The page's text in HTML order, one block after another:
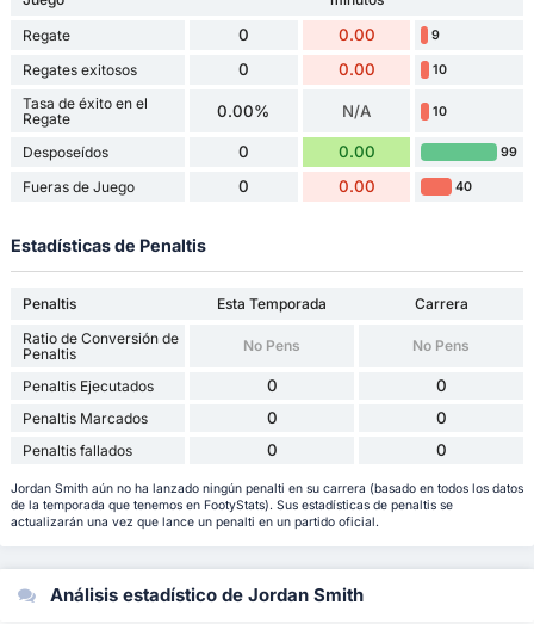
Regate 0 0.00 9
Regates exitosos 0 0.00 10
Tasa de éxito en el
Regate
0.00% N/A 10
Desposeídos 0 0.00 99
Fueras de Juego 0 0.00 40
Estadísticas de Penaltis
Penaltis Esta Temporada
Carrera
Ratio de Conversión de
Penaltis
No Pens No Pens
Penaltis Ejecutados 0 0
Penaltis Marcados 0 0
Penaltis fallados 0 0
Jordan Smith aún no ha lanzado ningún penalti en su carrera (basado en todos los datos
de la temporada que tenemos en FootyStats). Sus estadísticas de penaltis se
actualizarán una vez que lance un penalti en un partido oficial.
Análisis estadístico de Jordan Smith